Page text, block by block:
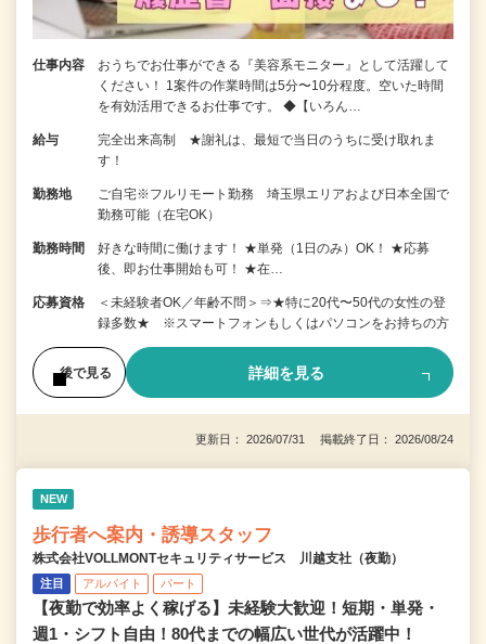
仕事内容
おうちでお仕事ができる『美容系モニター』として活躍して
ください！ 1案件の作業時間は5分〜10分程度。空いた時間
を有効活用できるお仕事です。 ◆【いろん…
給与
完全出来高制 ★謝礼は、最短で当日のうちに受け取れま
す！
勤務地
ご自宅※フルリモート勤務 埼玉県エリアおよび日本全国で
勤務可能（在宅OK）
勤務時間
好きな時間に働けます！ ★単発（1日のみ）OK！ ★応募
後、即お仕事開始も可！ ★在…
応募資格
＜未経験者OK／年齢不問＞⇒★特に20代〜50代の女性の登
録多数★ ※スマートフォンもしくはパソコンをお持ちの方
後で見る 詳細を見る
更新日： 2026/07/31 掲載終了日： 2026/08/24
NEW
歩行者へ案内・誘導スタッフ
株式会社VOLLMONTセキュリティサービス 川越支社（夜勤）
注目 アルバイト パート
【夜勤で効率よく稼げる】未経験大歓迎！短期・単発・
週1・シフト自由！80代までの幅広い世代が活躍中！